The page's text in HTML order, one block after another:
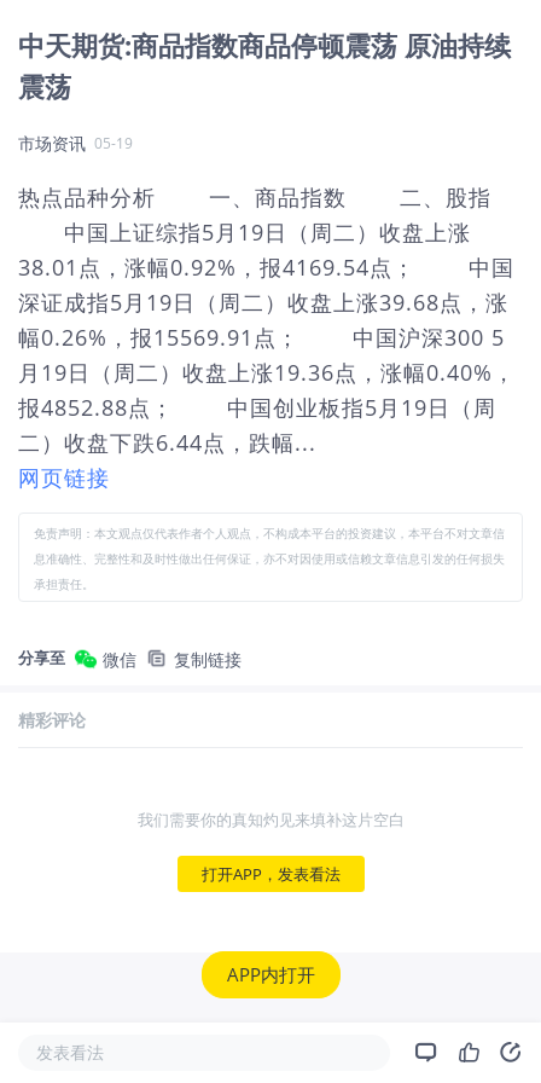
中天期货:商品指数商品停顿震荡 原油持续
震荡
市场资讯 05-19
热点品种分析 一、商品指数 二、股指
中国上证综指5月19日（周二）收盘上涨
38.01点，涨幅0.92%，报4169.54点； 中国
深证成指5月19日（周二）收盘上涨39.68点，涨
幅0.26%，报15569.91点； 中国沪深300 5
月19日（周二）收盘上涨19.36点，涨幅0.40%，
报4852.88点； 中国创业板指5月19日（周
二）收盘下跌6.44点，跌幅...
网页链接
免责声明：本文观点仅代表作者个人观点，不构成本平台的投资建议，本平台不对文章信
息准确性、完整性和及时性做出任何保证，亦不对因使用或信赖文章信息引发的任何损失
承担责任。
分享至 微信 复制链接
精彩评论
我们需要你的真知灼见来填补这片空白
打开APP，发表看法
APP内打开
发表看法